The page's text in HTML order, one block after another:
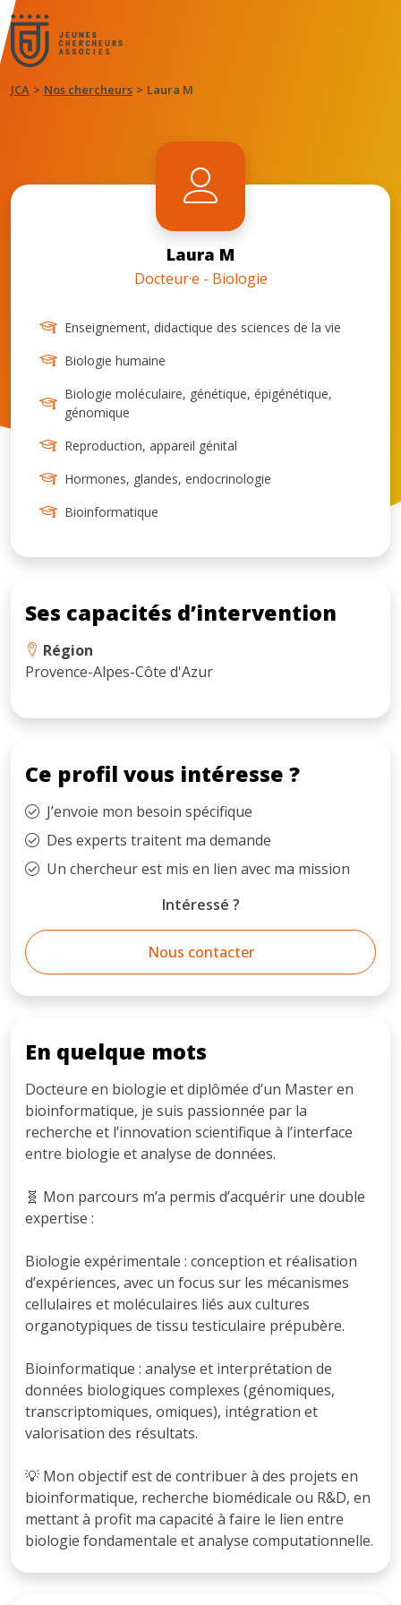
JCA Nos chercheurs Laura M
Laura M
Docteur·e - Biologie
Enseignement, didactique des sciences de la vie
Biologie humaine
Biologie moléculaire, génétique, épigénétique,
génomique
Reproduction, appareil génital
Hormones, glandes, endocrinologie
Bioinformatique
Ses capacités d’intervention
Région
Provence-Alpes-Côte d'Azur
Ce profil vous intéresse ?
J’envoie mon besoin spécifique
Des experts traitent ma demande
Un chercheur est mis en lien avec ma mission
Intéressé ?
Nous contacter
En quelque mots
Docteure en biologie et diplômée d’un Master en
bioinformatique, je suis passionnée par la
recherche et l’innovation scientifique à l’interface
entre biologie et analyse de données.
🧬 Mon parcours m’a permis d’acquérir une double
expertise :
Biologie expérimentale : conception et réalisation
d’expériences, avec un focus sur les mécanismes
cellulaires et moléculaires liés aux cultures
organotypiques de tissu testiculaire prépubère.
Bioinformatique : analyse et interprétation de
données biologiques complexes (génomiques,
transcriptomiques, omiques), intégration et
valorisation des résultats.
💡 Mon objectif est de contribuer à des projets en
bioinformatique, recherche biomédicale ou R&D, en
mettant à profit ma capacité à faire le lien entre
biologie fondamentale et analyse computationnelle.